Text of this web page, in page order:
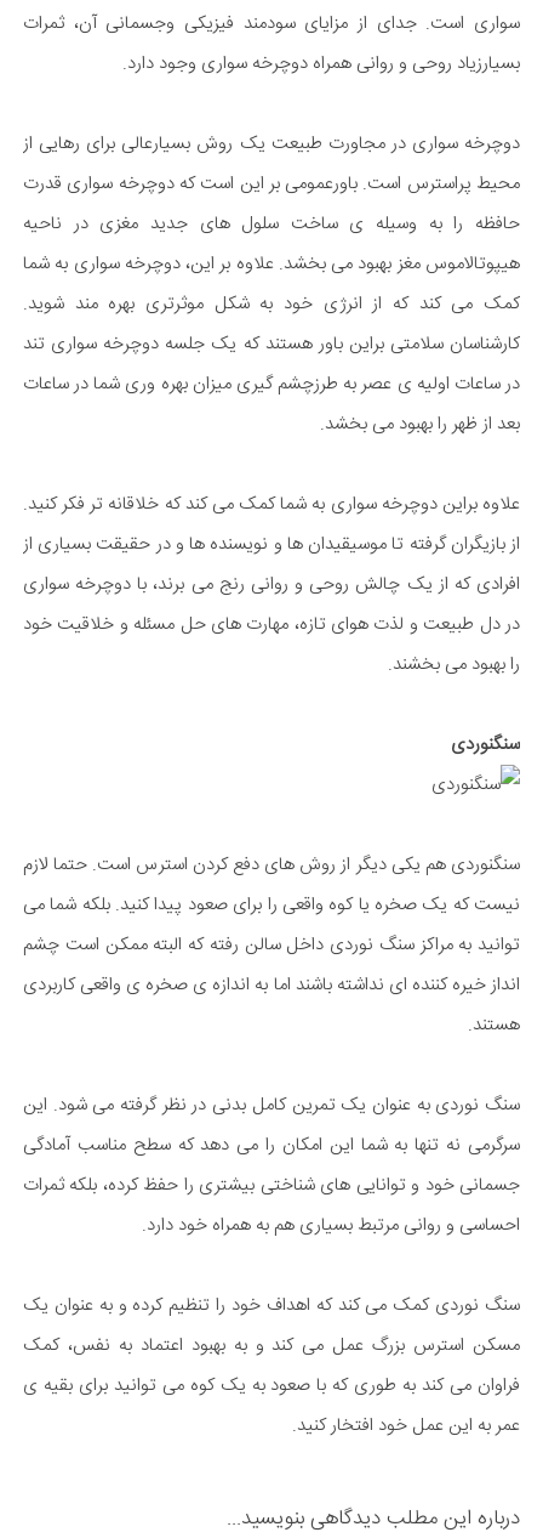
سواری است. جدای از مزایای سودمند فیزیکی وجسمانی آن، ثمرات
بسیارزیاد روحی و روانی همراه دوچرخه سواری وجود دارد.
دوچرخه سواری در مجاورت طبیعت یک روش بسیارعالی برای رهایی از
محیط پراسترس است. باورعمومی بر این است که دوچرخه سواری قدرت
حافظه را به وسیله ی ساخت سلول های جدید مغزی در ناحیه
هیپوتالاموس مغز بهبود می بخشد. علاوه بر این، دوچرخه سواری به شما
کمک می کند که از انرژی خود به شکل موثرتری بهره مند شوید.
کارشناسان سلامتی براین باور هستند که یک جلسه دوچرخه سواری تند
در ساعات اولیه ی عصر به طرزچشم گیری میزان بهره وری شما در ساعات
بعد از ظهر را بهبود می بخشد.
علاوه براین دوچرخه سواری به شما کمک می کند که خلاقانه تر فکر کنید.
از بازیگران گرفته تا موسیقیدان ها و نویسنده ها و در حقیقت بسیاری از
افرادی که از یک چالش روحی و روانی رنج می برند، با دوچرخه سواری
در دل طبیعت و لذت هوای تازه، مهارت های حل مسئله و خلاقیت خود
را بهبود می بخشند.
سنگنوردی
سنگنوردی هم یکی دیگر از روش های دفع کردن استرس است. حتما لازم
نیست که یک صخره یا کوه واقعی را برای صعود پیدا کنید. بلکه شما می
توانید به مراکز سنگ نوردی داخل سالن رفته که البته ممکن است چشم
انداز خیره کننده ای نداشته باشند اما به اندازه ی صخره ی واقعی کاربردی
هستند.
سنگ نوردی به عنوان یک تمرین کامل بدنی در نظر گرفته می شود. این
سرگرمی نه تنها به شما این امکان را می دهد که سطح مناسب آمادگی
جسمانی خود و توانایی های شناختی بیشتری را حفظ کرده، بلکه ثمرات
احساسی و روانی مرتبط بسیاری هم به همراه خود دارد.
سنگ نوردی کمک می کند که اهداف خود را تنظیم کرده و به عنوان یک
مسکن استرس بزرگ عمل می کند و به بهبود اعتماد به نفس، کمک
فراوان می کند به طوری که با صعود به یک کوه می توانید برای بقیه ی
عمر به این عمل خود افتخار کنید.
درباره این مطلب دیدگاهی بنویسید...